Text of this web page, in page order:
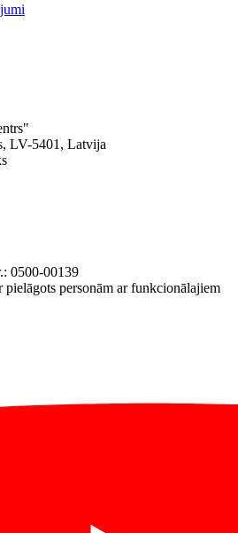
LV-5401, Latvija
0500-00139
pielāgots personām ar funkcionālajiem